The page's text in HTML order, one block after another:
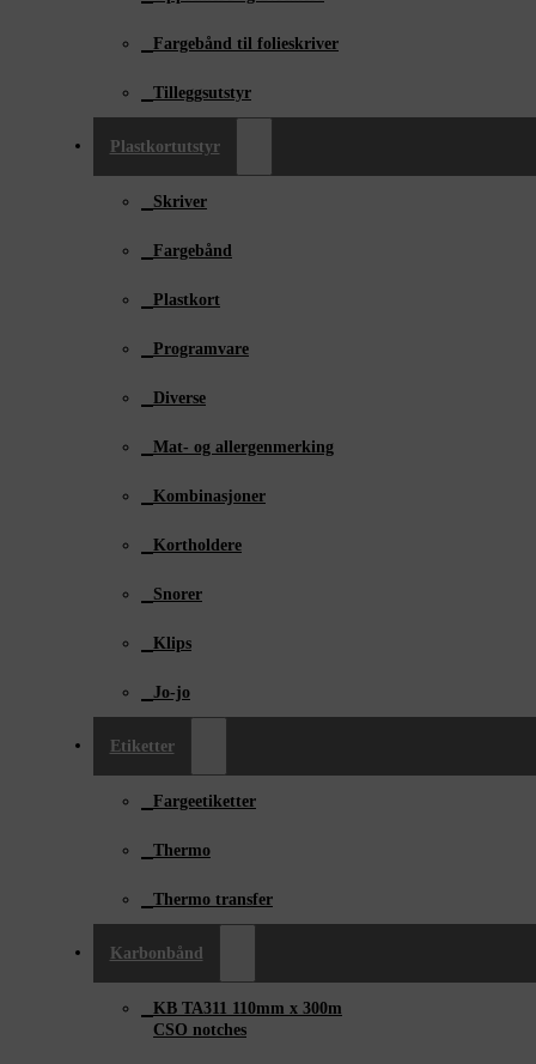
Fargebånd til folieskriver
Tilleggsutstyr
Plastkortutstyr
Skriver
Fargebånd
Plastkort
Programvare
Diverse
Mat- og allergenmerking
Kombinasjoner
Kortholdere
Snorer
Klips
Jo-jo
Etiketter
Fargeetiketter
Thermo
Thermo transfer
Karbonbånd
KB TA311 110mm x ­300m
CSO notches